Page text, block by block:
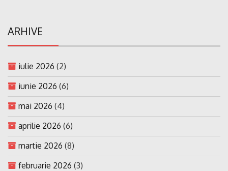
ARHIVE
iulie 2026 (2)
iunie 2026 (6)
mai 2026 (4)
aprilie 2026 (6)
martie 2026 (8)
februarie 2026 (3)